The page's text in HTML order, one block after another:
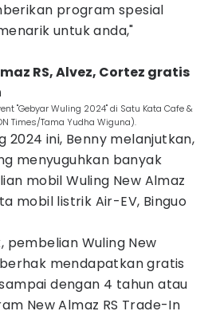
program spesial
untuk anda,"
RS, Alvez, Cortez gratis
"Gebyar Wuling 2024" di Satu Kata Cafe &
Times/Tama Yudha Wiguna).
2024 ini, Benny melanjutkan,
menyuguhkan banyak
mobil Wuling New Almaz
mobil listrik Air-EV, Binguo
Wuling New
berhak mendapatkan gratis
dengan 4 tahun atau
New Almaz RS Trade-In